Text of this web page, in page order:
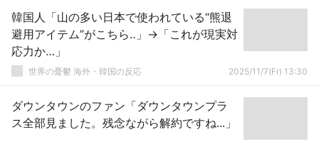
韓国人「山の多い日本で使われている“熊退
避用アイテム”がこちら‥」→「これが現実対
応力か…」
世界の憂鬱 海外・韓国の反応 2025/11/7(Fr) 13:30
ダウンタウンのファン「ダウンタウンプラ
ス全部見ました。残念ながら解約ですね...」